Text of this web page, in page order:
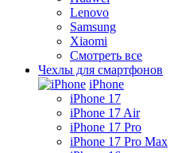
Lenovo
Samsung
Xiaomi
Смотреть все
Чехлы для смартфонов
iPhone
iPhone 17
iPhone 17 Air
iPhone 17 Pro
iPhone 17 Pro Max